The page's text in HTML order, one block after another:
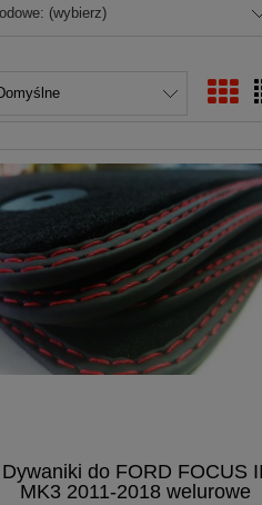
(wybierz)
Dywaniki do FORD FOCUS
MK3 2011-2018 welurowe